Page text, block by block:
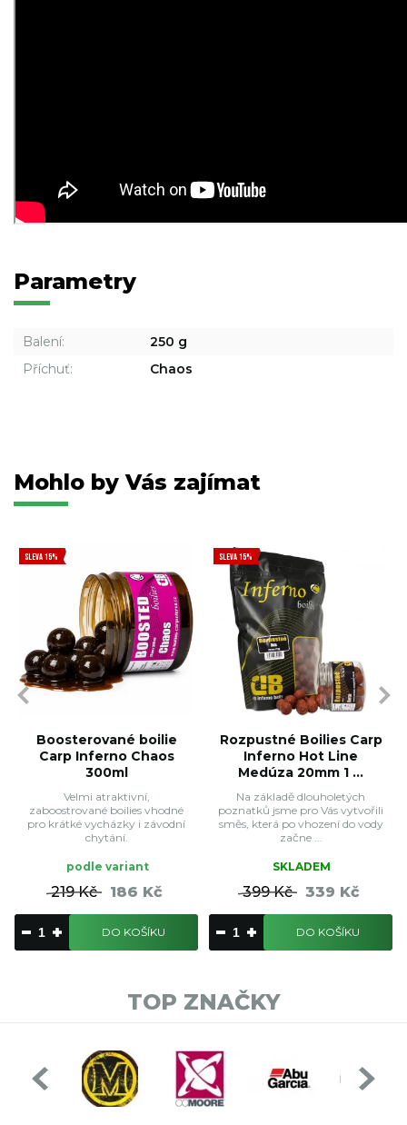
Parametry
Balení:
250 g
Příchuť:
Chaos
Mohlo by Vás zajímat
SLEVA 15%
Boosterované boilie
Carp Inferno Chaos
300ml
Velmi atraktivní,
zaboostrované boilies vhodné
pro krátké vycházky i závodní
chytání.
podle variant
219 Kč 186 Kč
DO KOŠÍKU
SLEVA 15%
Rozpustné Boilies Carp
Inferno Hot Line
Medúza 20mm 1 ...
Na základě dlouholetých
poznatků jsme pro Vás vytvořili
směs, která po vhození do vody
začne ...
SKLADEM
399 Kč 339 Kč
DO KOŠÍKU
TOP ZNAČKY